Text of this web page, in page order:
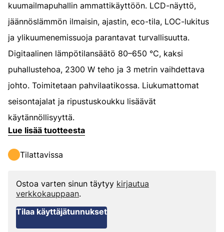
kuumailmapuhallin ammattikäyttöön. LCD-näyttö,
jäännöslämmön ilmaisin, ajastin, eco-tila, LOC-lukitus
ja ylikuumenemissuoja parantavat turvallisuutta.
Digitaalinen lämpötilansäätö 80–650 °C, kaksi
puhallustehoa, 2300 W teho ja 3 metrin vaihdettava
johto. Toimitetaan pahvilaatikossa. Liukumattomat
seisontajalat ja ripustuskoukku lisäävät
käytännöllisyyttä.
Lue lisää tuotteesta
Tilattavissa
Ostoa varten sinun täytyy kirjautua
verkkokauppaan.
Tilaa käyttäjätunnukset